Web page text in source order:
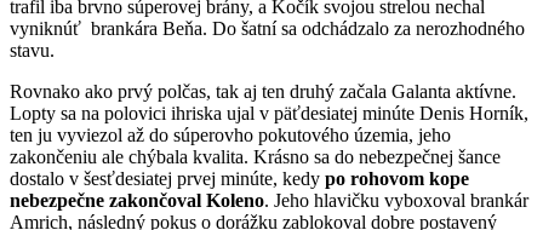
trafil iba brvno súperovej brány, a Kočík svojou strelou nechal
vyniknúť brankára Beňa. Do šatní sa odchádzalo za nerozhodného
stavu.
Rovnako ako prvý polčas, tak aj ten druhý začala Galanta aktívne.
Lopty sa na polovici ihriska ujal v päťdesiatej minúte Denis Horník,
ten ju vyviezol až do súperovho pokutového územia, jeho
zakončeniu ale chýbala kvalita. Krásno sa do nebezpečnej šance
dostalo v šesťdesiatej prvej minúte, kedy po rohovom kope
nebezpečne zakončoval Koleno. Jeho hlavičku vyboxoval brankár
Amrich, následný pokus o dorážku zablokoval dobre postavený